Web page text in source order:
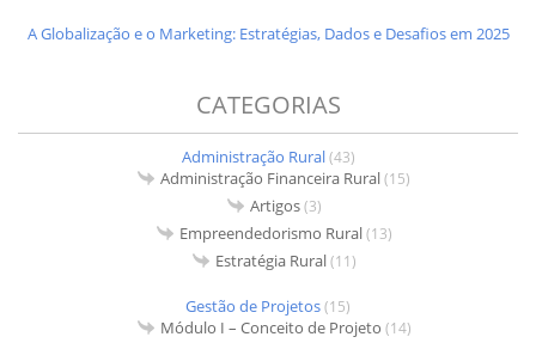
A Globalização e o Marketing: Estratégias, Dados e Desafios em 2025
CATEGORIAS
Administração Rural(43)
Administração Financeira Rural(15)
Artigos(3)
Empreendedorismo Rural(13)
Estratégia Rural(11)
Gestão de Projetos(15)
Módulo I – Conceito de Projeto (14)